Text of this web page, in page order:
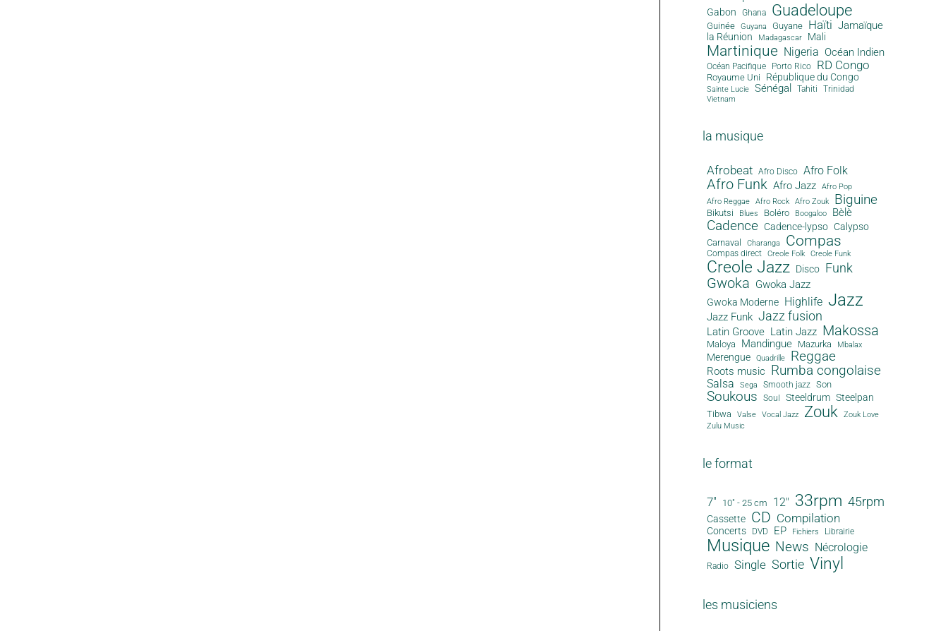
Gabon Ghana Guadeloupe
Guinée Guyana Guyane Haïti Jamaïque
la Réunion Madagascar Mali
Martinique Nigeria Océan Indien
Océan Pacifique Porto Rico RD Congo
Royaume Uni République du Congo
Sainte Lucie Sénégal Tahiti Trinidad
Vietnam
la musique
Afrobeat Afro Disco Afro Folk
Afro Funk Afro Jazz
Afro Pop
Afro Reggae
Afro Rock Afro Zouk Biguine
Bikutsi Blues Boléro Boogaloo Bèlè
Cadence Cadence-lypso Calypso
Carnaval Charanga Compas
Compas direct Creole Folk Creole Funk
Creole Jazz Disco Funk
Gwoka Gwoka Jazz
Gwoka Moderne Highlife Jazz
Jazz Funk Jazz fusion
Latin Groove Latin Jazz Makossa
Maloya Mandingue Mazurka Mbalax
Merengue Quadrille Reggae
Roots music Rumba congolaise
Salsa Sega Smooth jazz Son
Soukous Soul Steeldrum Steelpan
Tibwa Valse Vocal Jazz Zouk
Zouk Love
Zulu Music
le format
7" 10" - 25 cm 12" 33rpm 45rpm
Cassette CD Compilation
Concerts DVD EP Fichiers Librairie
Musique News Nécrologie
Radio Single Sortie Vinyl
les musiciens